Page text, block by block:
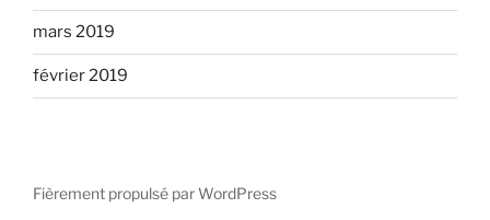
mars 2019
février 2019
Fièrement propulsé par WordPress